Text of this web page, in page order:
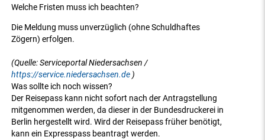
Welche Fristen muss ich beachten?
Die Meldung muss unverzüglich (ohne Schuldhaftes
Zögern) erfolgen.
(Quelle: Serviceportal Niedersachsen /
https://service.niedersachsen.de )
Was sollte ich noch wissen?
Der Reisepass kann nicht sofort nach der Antragstellung
mitgenommen werden, da dieser in der Bundesdruckerei in
Berlin hergestellt wird. Wird der Reisepass früher benötigt,
kann ein Expresspass beantragt werden.